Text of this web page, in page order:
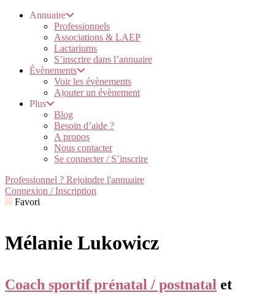
Annuaire
Professionnels
Associations & LAEP
Lactariums
S’inscrire dans l’annuaire
Évènements
Voir les évènements
Ajouter un évènement
Plus
Blog
Besoin d’aide ?
A propos
Nous contacter
Se connecter / S’inscrire
Professionnel ? Rejoindre l'annuaire
Connexion / Inscription
Favori
Mélanie Lukowicz
Coach sportif prénatal / postnatal et